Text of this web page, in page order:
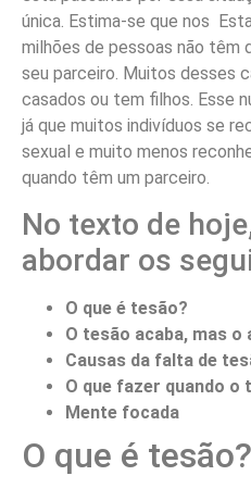
única. Estima-se que nos
milhões de pessoas não têm
seu parceiro. Muitos desses
casados ou tem filhos. Esse
já que muitos indivíduos se
sexual e muito menos
quando têm um parceiro.
No texto de
abordar os
O que é tesão?
O tesão acaba, mas o
Causas da falta de
O que fazer quando o
Mente focada
O que é tesão?